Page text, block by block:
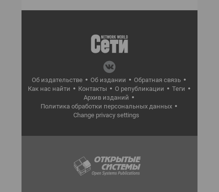
Об издательстве Об издании
Обратная связь
Как нас найти
Контакты О републикации
Теги
Архив изданий
Политика обработки персональных данных
Change privacy settings